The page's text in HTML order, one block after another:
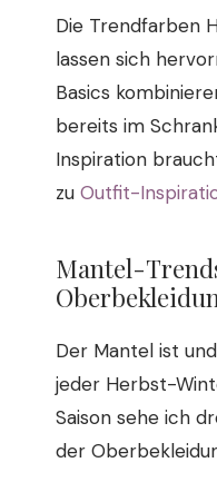
Die Trendfarben
lassen sich
Basics
bereits im
Inspiration
zu Outfit-
Mantel-
Der Mantel ist
jeder Herbst-
Saison sehe ich
der